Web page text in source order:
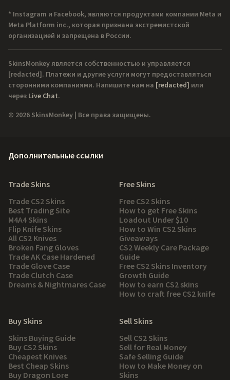
* Instagram и Facebook, являются продуктами компании Meta и
Meta Platform inc., которая признана экстремистской
организацией и запрещена в России.
SkinsMonkey является собственностью и управляется
[redacted]. Платежи и другие услуги могут предоставляться
сторонними компаниями. Напишите нам на [redacted] или
через Live Chat.
© 2026 SkinsMonkey | Все права защищены.
Дополнительные ссылки
Trade Skins
Trade CS2 Skins
Best Trading Site
M4A4 Skins
Flip Knife Skins
All CS2 Knives
Broken Fang Gloves
Trade AK Case Hardened
Trade Glove Case
Trade Clutch Case
Dreams & Nightmares Case
Free Skins
Free CS2 Skins
How to get Free Skins
Loadout Under $10
How to Win CS2 Skins
Giveaways
CS2 Weekly Care Package
Guide
Free CS2 Skins Inventory
Growth Guide
How to earn CS2 skins
How to craft free CS2 knife
Buy Skins
Skins Buying Guide
Buy CS2 Skins
Cheapest Knives
Best Cheap Skins
Buy Dragon Lore
Sell Skins
Sell CS2 Skins
Sell for Real Money
Safe Selling Guide
How to Make Money on
Skins